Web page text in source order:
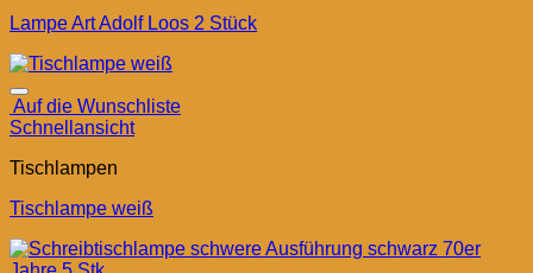
Lampe Art Adolf Loos 2 Stück
Auf die Wunschliste
Schnellansicht
Tischlampen
Tischlampe weiß